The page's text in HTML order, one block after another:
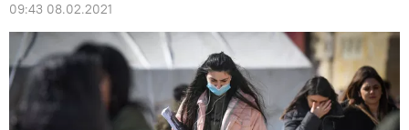
09:43 08.02.2021